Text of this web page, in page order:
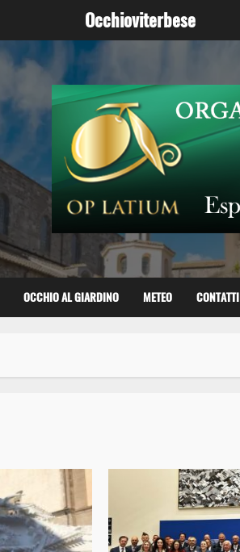
Occhioviterbese
OCCHIO AL GIARDINO METEO CONTATTI